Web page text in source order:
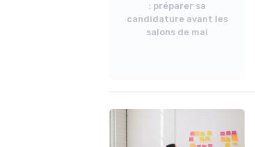
: préparer sa
candidature avant les
salons de mai